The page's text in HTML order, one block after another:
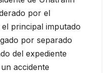
por el
principal imputado
por separado
del expediente
accidente